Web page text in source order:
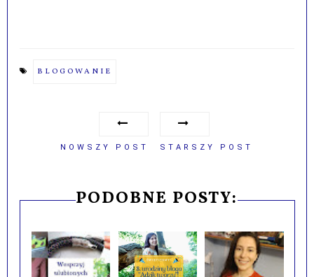
BLOGOWANIE
NOWSZY POST STARSZY POST
PODOBNE POSTY: